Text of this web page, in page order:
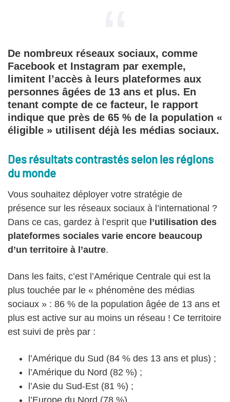
De nombreux réseaux sociaux, comme
Facebook et Instagram par exemple,
limitent l’accès à leurs plateformes aux
personnes âgées de 13 ans et plus. En
tenant compte de ce facteur, le rapport
indique que près de 65 % de la population «
éligible » utilisent déjà les médias sociaux.
Des résultats contrastés selon les régions
du monde
Vous souhaitez déployer votre stratégie de
présence sur les réseaux sociaux à l’international ?
Dans ce cas, gardez à l’esprit que l’utilisation des
plateformes sociales varie encore beaucoup
d’un territoire à l’autre.
Dans les faits, c’est l’Amérique Centrale qui est la
plus touchée par le « phénomène des médias
sociaux » : 86 % de la population âgée de 13 ans et
plus est active sur au moins un réseau ! Ce territoire
est suivi de près par :
l’Amérique du Sud (84 % des 13 ans et plus) ;
l’Amérique du Nord (82 %) ;
l’Asie du Sud-Est (81 %) ;
l’Europe du Nord (78 %).